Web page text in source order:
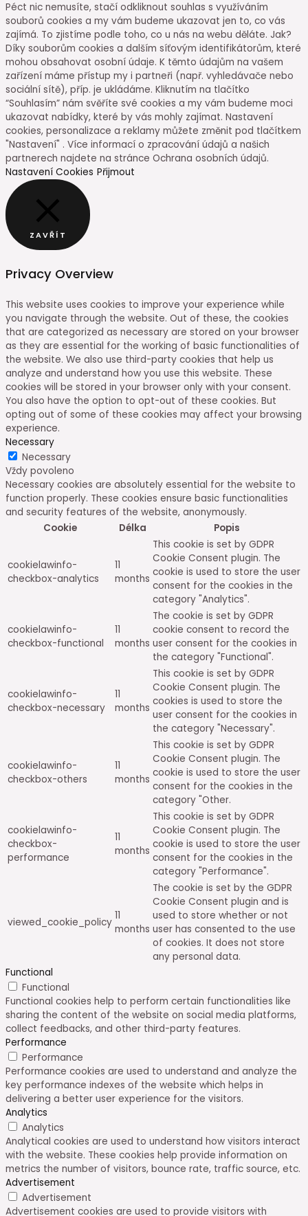
Péct nic nemusíte, stačí odkliknout souhlas s využíváním
souborů cookies a my vám budeme ukazovat jen to, co vás
zajímá. To zjistíme podle toho, co u nás na webu děláte. Jak?
Díky souborům cookies a dalším síťovým identifikátorům, které
mohou obsahovat osobní údaje. K těmto údajům na vašem
zařízení máme přístup my i partneři (např. vyhledávače nebo
sociální sítě), příp. je ukládáme. Kliknutím na tlačítko
“Souhlasím” nám svěříte své cookies a my vám budeme moci
ukazovat nabídky, které by vás mohly zajímat. Nastavení
cookies, personalizace a reklamy můžete změnit pod tlačítkem
"Nastavení" . Více informací o zpracování údajů a našich
partnerech najdete na stránce Ochrana osobních údajů.
Nastavení Cookies Přijmout
ZAVŘÍT
Privacy Overview
This website uses cookies to improve your experience while
you navigate through the website. Out of these, the cookies
that are categorized as necessary are stored on your browser
as they are essential for the working of basic functionalities of
the website. We also use third-party cookies that help us
analyze and understand how you use this website. These
cookies will be stored in your browser only with your consent.
You also have the option to opt-out of these cookies. But
opting out of some of these cookies may affect your browsing
experience.
Necessary
Necessary
Vždy povoleno
Necessary cookies are absolutely essential for the website to
function properly. These cookies ensure basic functionalities
and security features of the website, anonymously.
Cookie
Délka Popis
cookielawinfo-
checkbox-analytics
11
months
This cookie is set by GDPR
Cookie Consent plugin. The
cookie is used to store the user
consent for the cookies in the
category "Analytics".
cookielawinfo-
checkbox-functional
11
months
The cookie is set by GDPR
cookie consent to record the
user consent for the cookies in
the category "Functional".
cookielawinfo-
checkbox-necessary
11
months
This cookie is set by GDPR
Cookie Consent plugin. The
cookies is used to store the
user consent for the cookies in
the category "Necessary".
cookielawinfo-
checkbox-others
11
months
This cookie is set by GDPR
Cookie Consent plugin. The
cookie is used to store the user
consent for the cookies in the
category "Other.
cookielawinfo-
checkbox-
performance
11
months
This cookie is set by GDPR
Cookie Consent plugin. The
cookie is used to store the user
consent for the cookies in the
category "Performance".
viewed_cookie_policy
11
months
The cookie is set by the GDPR
Cookie Consent plugin and is
used to store whether or not
user has consented to the use
of cookies. It does not store
any personal data.
Functional
Functional
Functional cookies help to perform certain functionalities like
sharing the content of the website on social media platforms,
collect feedbacks, and other third-party features.
Performance
Performance
Performance cookies are used to understand and analyze the
key performance indexes of the website which helps in
delivering a better user experience for the visitors.
Analytics
Analytics
Analytical cookies are used to understand how visitors interact
with the website. These cookies help provide information on
metrics the number of visitors, bounce rate, traffic source, etc.
Advertisement
Advertisement
Advertisement cookies are used to provide visitors with